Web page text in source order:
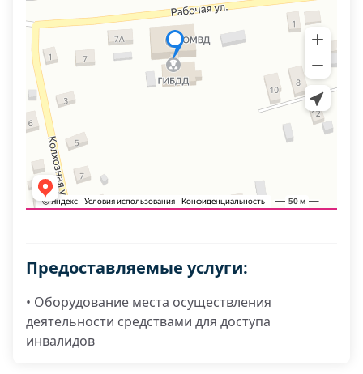
Предоставляемые услуги:
• Оборудование места осуществления
деятельности средствами для доступа
инвалидов